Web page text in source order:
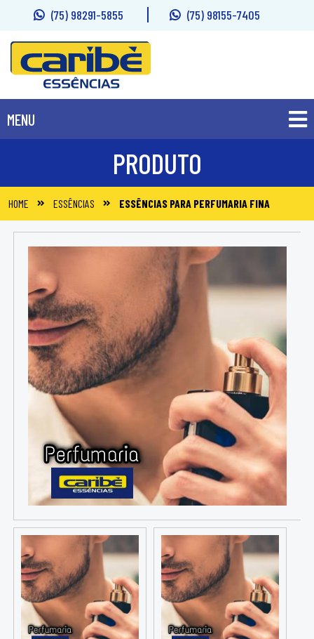
(75) 98291-5855 (75) 98155-7405
MENU
FALE CONOSCO
PRODUTO
HOME ESSÊNCIAS ESSÊNCIAS PARA PERFUMARIA FINA